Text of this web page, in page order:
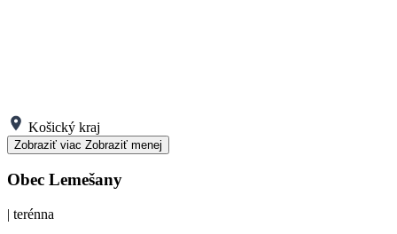
Košický kraj
Zobraziť viac Zobraziť menej
Obec Lemešany
| terénna